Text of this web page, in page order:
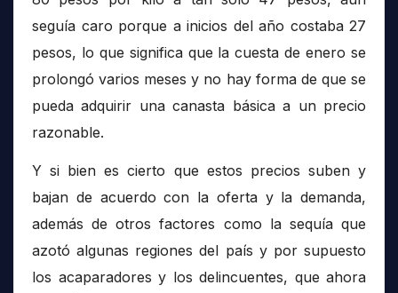
seguía caro porque a inicios del año costaba 27
pesos, lo que significa que la cuesta de enero se
prolongó varios meses y no hay forma de que se
pueda adquirir una canasta básica a un precio
razonable.
Y si bien es cierto que estos precios suben y
bajan de acuerdo con la oferta y la demanda,
además de otros factores como la sequía que
azotó algunas regiones del país y por supuesto
los acaparadores y los delincuentes, que ahora